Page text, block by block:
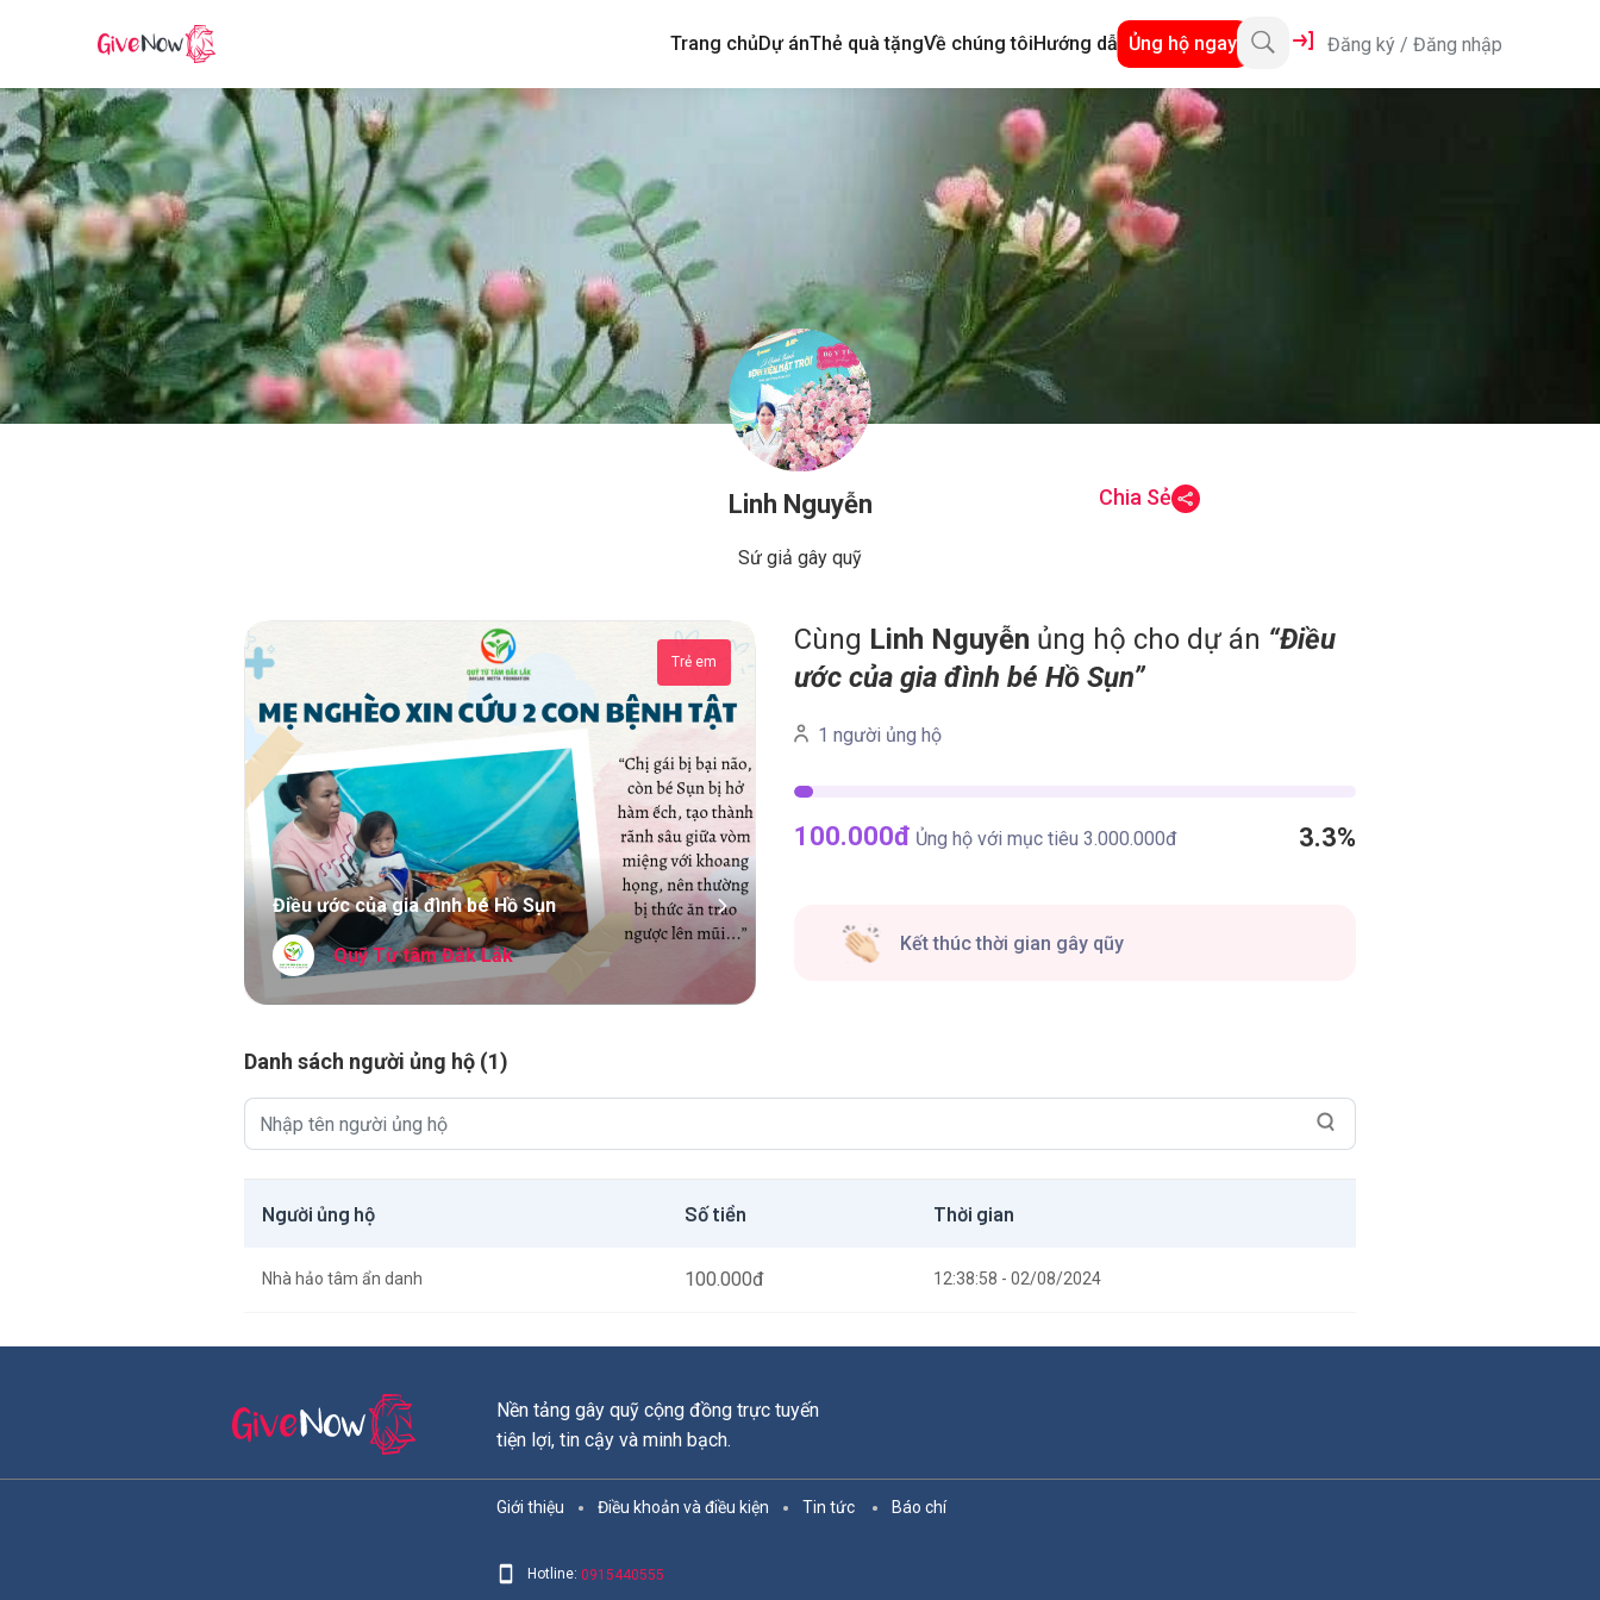
Trang chủDự ánThẻ quà tặngVề chúng tôiHướng dẫn Ủng hộ ngay Đăng ký / Đăng nhập
Linh Nguyễn Chia Sẻ
Sứ giả gây quỹ
Trẻ em
Điều ước của gia đình bé Hồ Sụn
Quỹ Từ tâm Đắk Lắk
Cùng Linh Nguyễn ủng hộ cho dự án “Điều
ước của gia đình bé Hồ Sụn”
1 người ủng hộ
100.000đ Ủng hộ với mục tiêu3.000.000đ 3.3%
Kết thúc thời gian gây qũy
Danh sách người ủng hộ (1)
Người ủng hộ Số tiền Thời gian
Nhà hảo tâm ẩn danh 100.000đ 12:38:58 - 02/08/2024
Nền tảng gây quỹ cộng đồng trực tuyến
tiện lợi, tin cậy và minh bạch.
Giới thiệu Điều khoản và điều kiện Tin tức Báo chí
Hotline: 0915440555